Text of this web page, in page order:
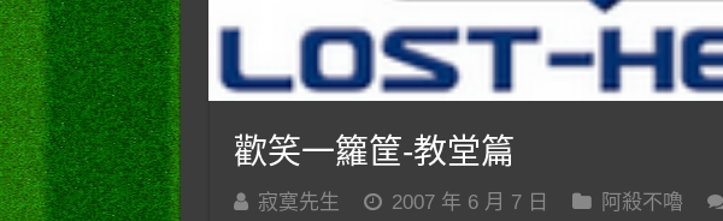
歡笑一籮筐-教堂篇
寂寞先生 2007 年 6 月 7 日 阿殺不嚕